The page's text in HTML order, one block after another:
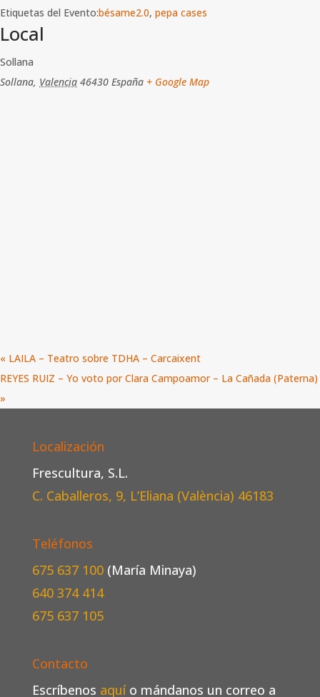
Etiquetas del Evento:bésame2.0, pepa cases
Local
Sollana
Sollana, Valencia 46430 España + Google Map
« LAILA – Teatro sobre TDHA – Carcaixent
REYES RUIZ – Yo voto por Clara Campoamor – La Cañada (Paterna)
»
Localización
Frescultura, S.L.
C. Caballeros, 9, L’Eliana (València) 46183
Teléfonos
675 637 100 (María Minaya)
640 374 414
675 637 105
Contacto
Escríbenos aquío mándanos un correo a